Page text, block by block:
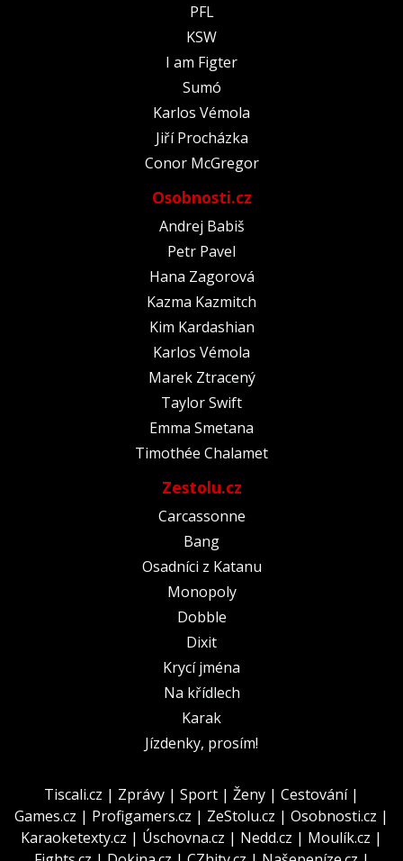
PFL
KSW
I am Figter
Sumó
Karlos Vémola
Jiří Procházka
Conor McGregor
Osobnosti.cz
Andrej Babiš
Petr Pavel
Hana Zagorová
Kazma Kazmitch
Kim Kardashian
Karlos Vémola
Marek Ztracený
Taylor Swift
Emma Smetana
Timothée Chalamet
Zestolu.cz
Carcassonne
Bang
Osadníci z Katanu
Monopoly
Dobble
Dixit
Krycí jména
Na křídlech
Karak
Jízdenky, prosím!
Tiscali.cz | Zprávy | Sport | Ženy | Cestování|
Games.cz | Profigamers.cz | ZeStolu.cz | Osobnosti.cz |
Karaoketexty.cz | Úschovna.cz | Nedd.cz | Moulík.cz |